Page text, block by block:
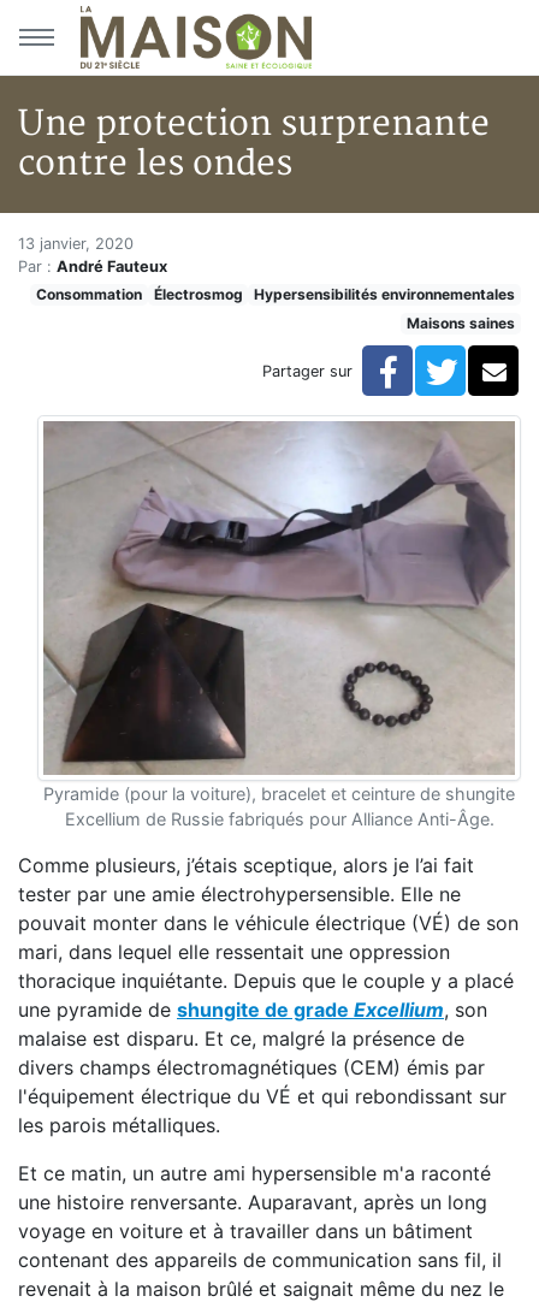
Aller au menu principal
Aller au contenu principal
Une protection surprenante
contre les ondes
Accueil
Articles
Maisons saines
Une protection surprenante contre les ondes
Une protection surprenante
13 janvier, 2020
Par : André Fauteux
Consommation
Électrosmog
Hypersensibilités environnementales
Maisons saines
Partager sur Facebook
Pyramide (pour la voiture), bracelet et ceinture de shungite
Excellium de Russie fabriqués pour Alliance Anti-Âge.
Comme plusieurs, j’étais sceptique, alors je l’ai fait
tester par une amie électrohypersensible. Elle ne
pouvait monter dans le véhicule électrique (VÉ) de son
mari, dans lequel elle ressentait une oppression
thoracique inquiétante. Depuis que le couple y a placé
une pyramide de shungite de grade Excellium, son
malaise est disparu. Et ce, malgré la présence de
divers champs électromagnétiques (CEM) émis par
l'équipement électrique du VÉ et qui rebondissant sur
les parois métalliques.
Et ce matin, un autre ami hypersensible m'a raconté
une histoire renversante. Auparavant, après un long
voyage en voiture et à travailler dans un bâtiment
contenant des appareils de communication sans fil, il
revenait à la maison brûlé et saignait même du nez le